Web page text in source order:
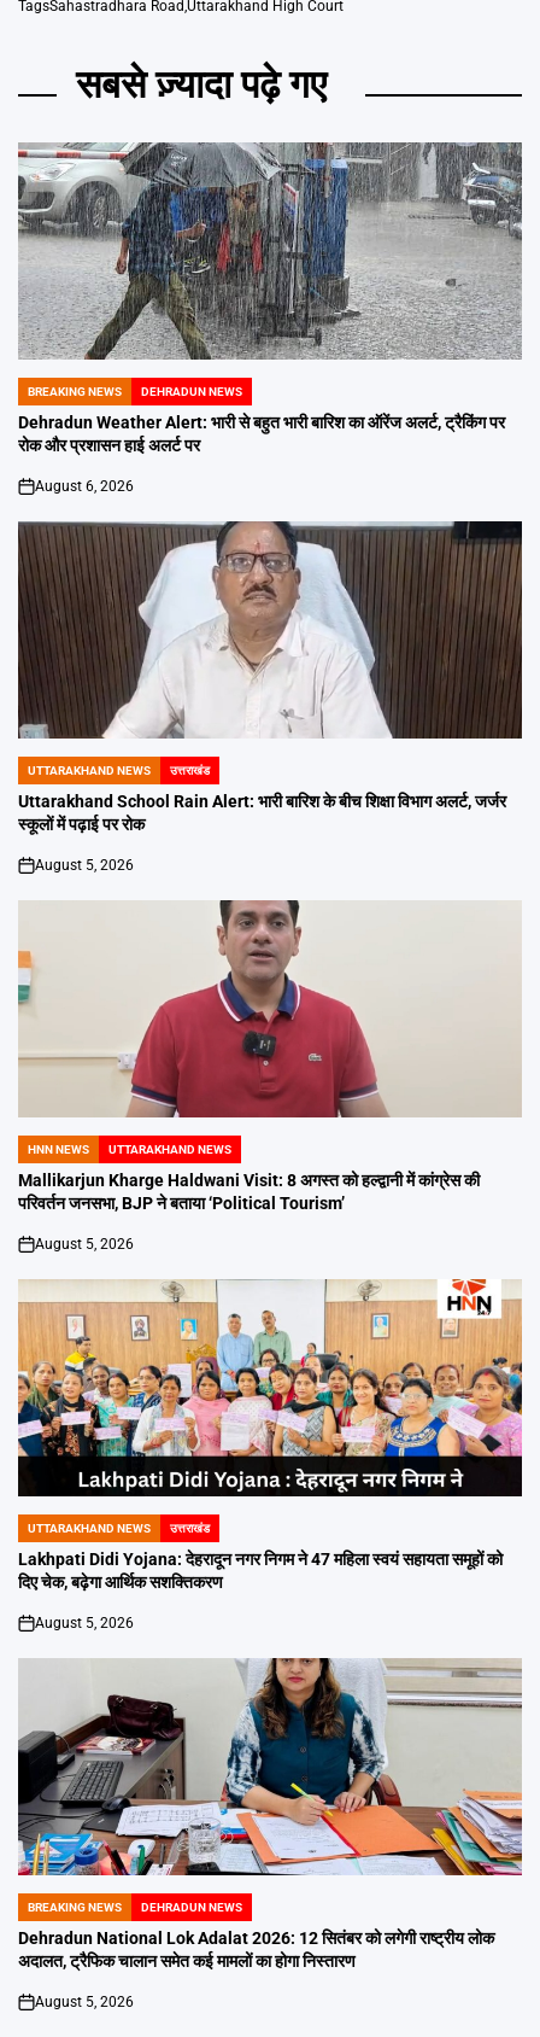
TagsSahastradhara Road,Uttarakhand High Court
सबसे ज़्यादा पढ़े गए
POSTED
IN
BREAKING NEWS DEHRADUN NEWS
Dehradun Weather Alert: भारी से बहुत भारी बारिश का ऑरेंज अलर्ट, ट्रैकिंग पर
रोक और प्रशासन हाई अलर्ट पर
on
August 6, 2026
POSTED
IN
UTTARAKHAND NEWS उत्तराखंड
Uttarakhand School Rain Alert: भारी बारिश के बीच शिक्षा विभाग अलर्ट, जर्जर
स्कूलों में पढ़ाई पर रोक
on
August 5, 2026
POSTED
IN
HNN NEWS UTTARAKHAND NEWS
Mallikarjun Kharge Haldwani Visit: 8 अगस्त को हल्द्वानी में कांग्रेस की
परिवर्तन जनसभा, BJP ने बताया ‘Political Tourism’
on
August 5, 2026
POSTED
IN
UTTARAKHAND NEWS उत्तराखंड
Lakhpati Didi Yojana: देहरादून नगर निगम ने 47 महिला स्वयं सहायता समूहों को
दिए चेक, बढ़ेगा आर्थिक सशक्तिकरण
on
August 5, 2026
POSTED
IN
BREAKING NEWS DEHRADUN NEWS
Dehradun National Lok Adalat 2026: 12 सितंबर को लगेगी राष्ट्रीय लोक
अदालत, ट्रैफिक चालान समेत कई मामलों का होगा निस्तारण
on
August 5, 2026